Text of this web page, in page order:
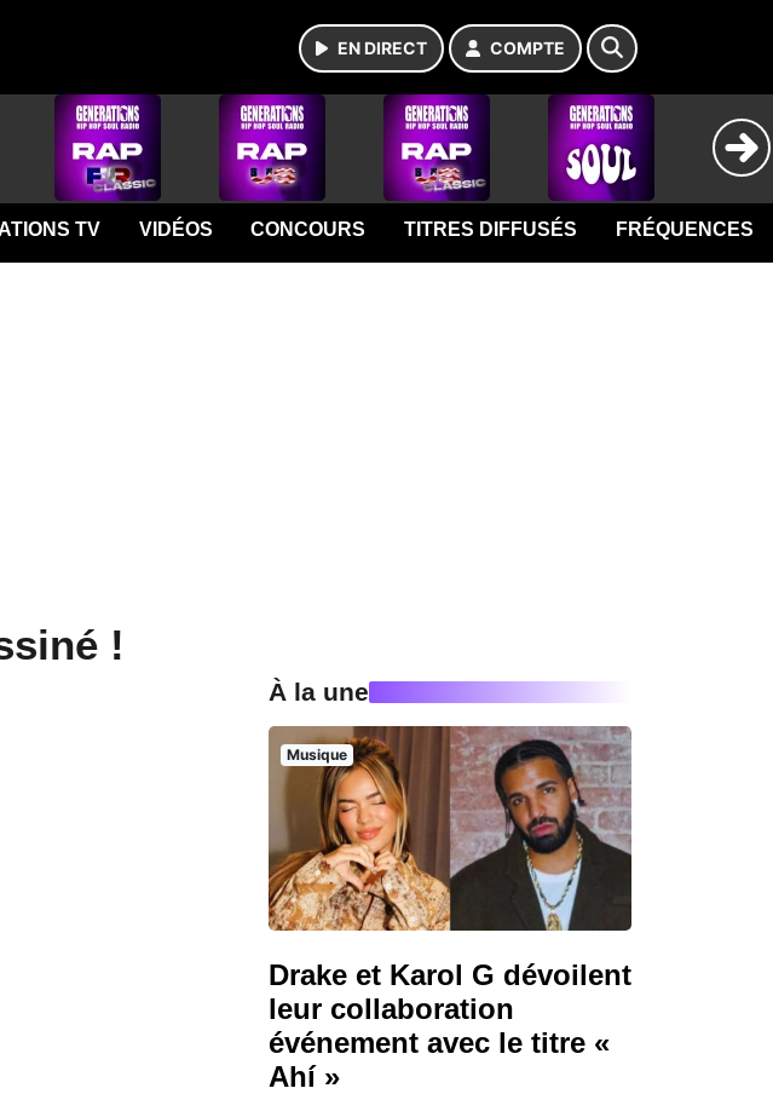
EN DIRECT COMPTE
TV VIDÉOS CONCOURS TITRES DIFFUSÉS FRÉQUENCES
!
À la une
Musique
Drake et Karol G dévoilent
leur collaboration
événement avec le titre «
Ahí »